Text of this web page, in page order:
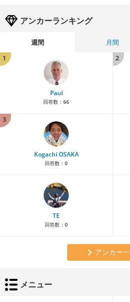
アンカーランキング
週間 月間
1
Paul
回答数： 66
2
3
Kogachi OSAKA
回答数： 0
TE
回答数： 0
アンカー
メニュー